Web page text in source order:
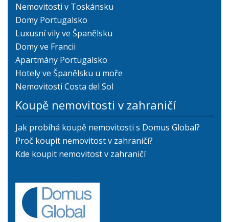
Nemovitosti v Toskánsku
Domy Portugalsko
Luxusní vily ve Španělsku
Domy ve Francii
Apartmány Portugalsko
Hotely ve Španělsku u moře
Nemovitosti Costa del Sol
Koupě nemovitosti v zahraničí
Jak probíhá koupě nemovitosti s Domus Global?
Proč koupit nemovitost v zahraničí?
Kde koupit nemovitost v zahraničí